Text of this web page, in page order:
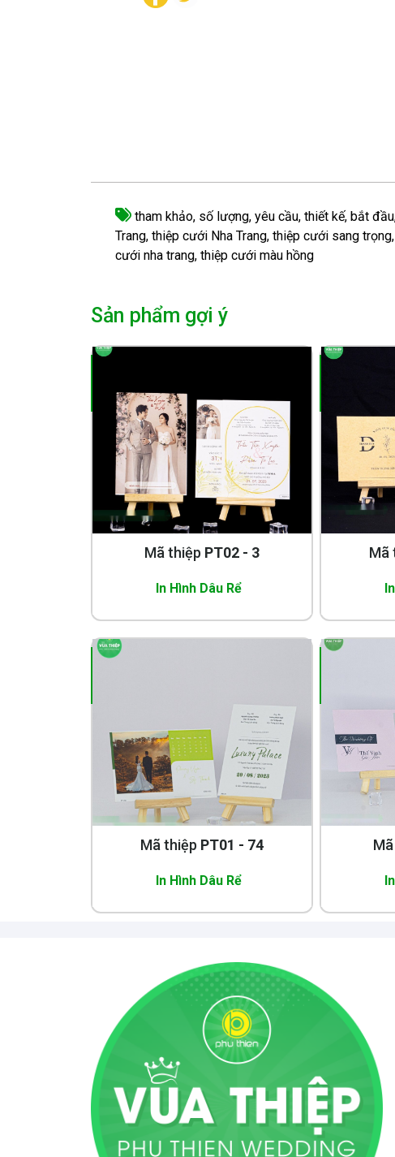
tham khảo, số lượng, yêu cầu, thiết kế, bắt đầu
Trang, thiệp cưới Nha Trang, thiệp cưới sang trọng,
cưới nha trang, thiệp cưới màu hồng
Sản phẩm gợi ý
Mã thiệp PT02 - 3
In Hình Dâu Rể
Mã
Mã thiệp PT01 - 74
In Hình Dâu Rể